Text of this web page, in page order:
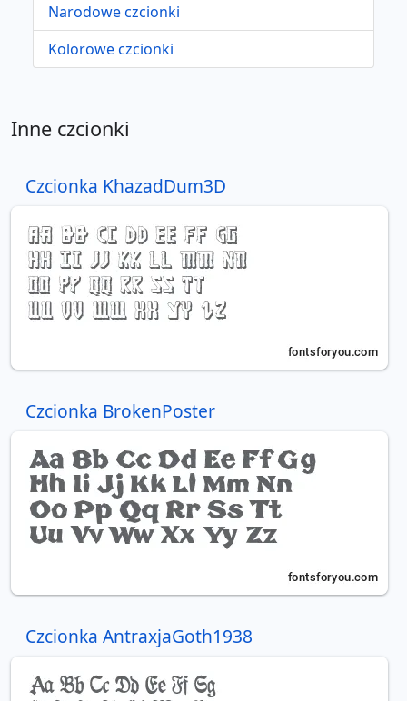
Narodowe czcionki
Kolorowe czcionki
Inne czcionki
Czcionka KhazadDum3D
Czcionka BrokenPoster
Czcionka AntraxjaGoth1938